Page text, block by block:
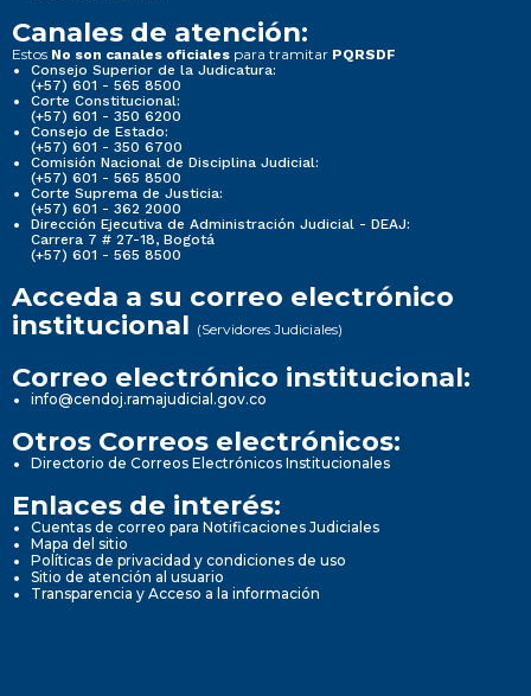
Canales de atención:
Estos No son canales oficiales para tramitar PQRSDF
Consejo Superior de la Judicatura:
(+57) 601 - 565 8500
Corte Constitucional:
(+57) 601 - 350 6200
Consejo de Estado:
(+57) 601 - 350 6700
Comisión Nacional de Disciplina Judicial:
(+57) 601 - 565 8500
Corte Suprema de Justicia:
(+57) 601 - 362 2000
Dirección Ejecutiva de Administración Judicial - DEAJ:
Carrera 7 # 27-18, Bogotá
(+57) 601 - 565 8500
Acceda a su correo electrónico
institucional (Servidores Judiciales)
Correo electrónico institucional:
info@cendoj.ramajudicial.gov.co
Otros Correos electrónicos:
Directorio de Correos Electrónicos Institucionales
Enlaces de interés:
Cuentas de correo para Notificaciones Judiciales
Mapa del sitio
Políticas de privacidad y condiciones de uso
Sitio de atención al usuario
Transparencia y Acceso a la información